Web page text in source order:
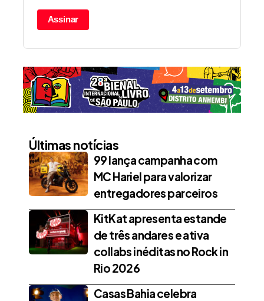
Assinar
Últimas notícias
99 lança campanha com
MC Hariel para valorizar
entregadores parceiros
KitKat apresenta estande
de três andares e ativa
collabs inéditas no Rock in
Rio 2026
Casas Bahia celebra